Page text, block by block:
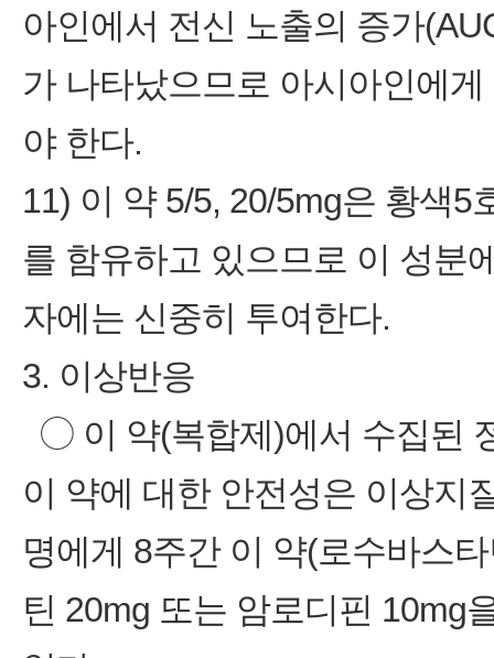
아인에서 전신 노출의 증가
가 나타났으므로 아시아인에
야 한다.
11) 이 약 5/5, 20/5mg은 황색5
를 함유하고 있으므로 이 성분
자에는 신중히 투여한다.
3. 이상반응
◯ 이 약(복합제)에서 수집된
이 약에 대한 안전성은 이상지
명에게 8주간 이 약(로수바스
틴 20mg 또는 암로디핀 10mg